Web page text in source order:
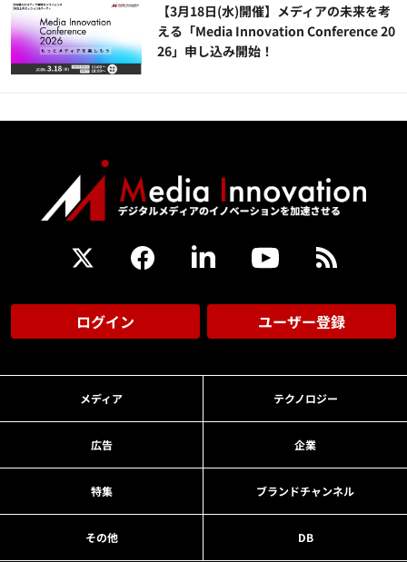
【3月18日(水)開催】メディアの未来を考
える「Media Innovation Conference 20
26」申し込み開始！
ログイン ユーザー登録
メディア テクノロジー
広告 企業
特集 ブランドチャンネル
その他 DB